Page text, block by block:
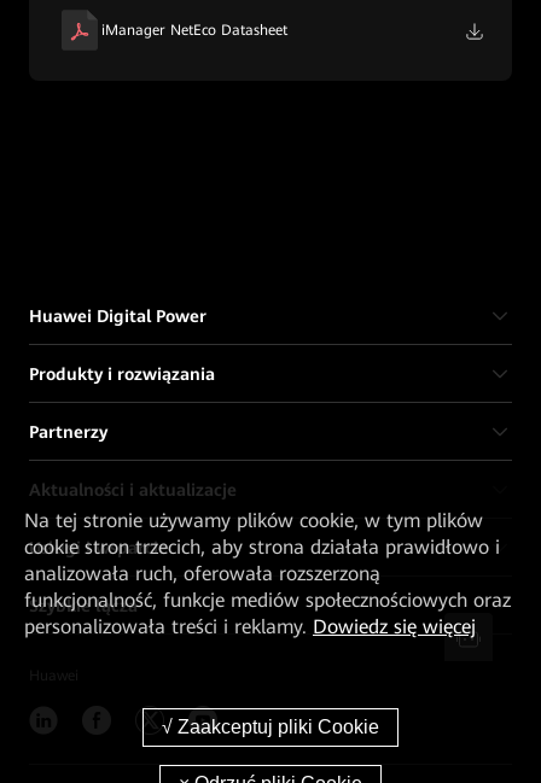
iManager NetEco Datasheet
Huawei Digital Power
Produkty i rozwiązania
Partnerzy
Aktualności i aktualizacje
Usługi i wsparcie
Szybkie łącza
Na tej stronie używamy plików cookie, w tym plików
cookie stron trzecich, aby strona działała prawidłowo i
analizowała ruch, oferowała rozszerzoną
funkcjonalność, funkcje mediów społecznościowych oraz
personalizowała treści i reklamy. Dowiedz się więcej